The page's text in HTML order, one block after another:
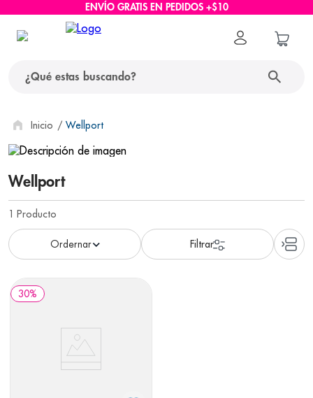
ENVÍO GRATIS EN PEDIDOS +$10
Wellport
Wellport
1 Producto
30%
términos más buscados
1. protector solar
. pañales
3
4. cerave
6. shampoo
7.
pediasure
panolini